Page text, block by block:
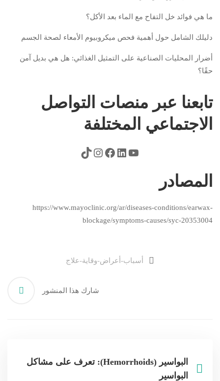
ما هي فوائد خل التفاح مع الماء بعد الأكل؟
دليلك الشامل حول أهمية فحص ميكروبيوم الأمعاء لصحة الجسم
أضرار المحليات الصناعية على التمثيل الغذائي: هل هي بديل آمن
حقًا؟
تابعنا عبر منصات التواصل
الاجتماعي المختلفة
المصادر
https://www.mayoclinic.org/ar/diseases-conditions/earwax-
blockage/symptoms-causes/syc-20353004
أسباب-أعراض-وقاية-علاج
شارك هذا المنشور
البواسير (Hemorrhoids): تعرف على مشاكل
البواسير